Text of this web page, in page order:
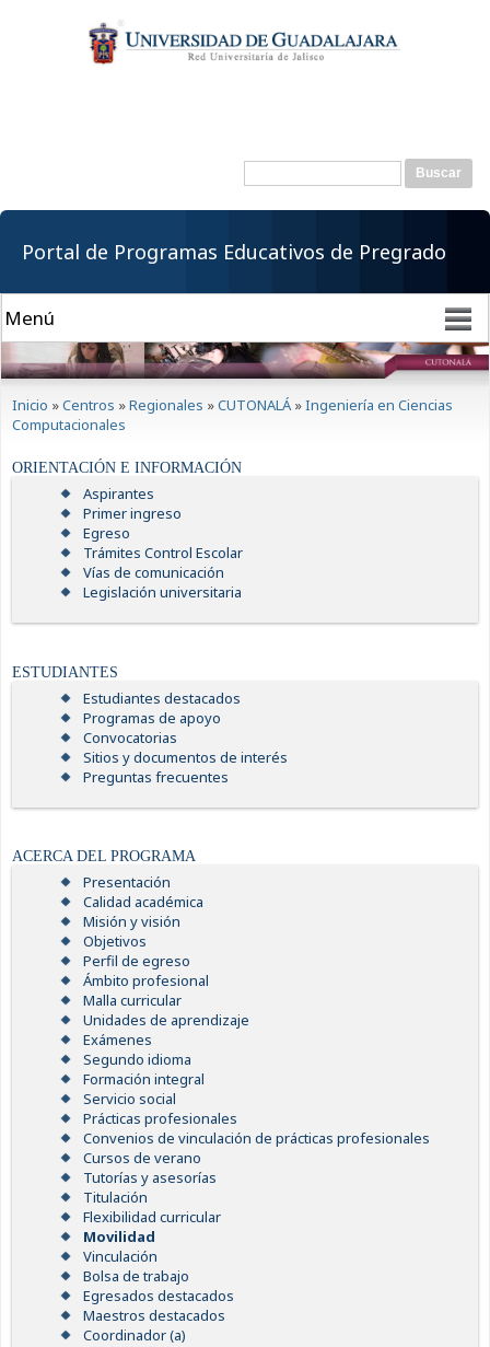
contenido
principal
Formulario de
Buscar
Portal de Programas Educativos de Pregrado
Inicio »Centros »Regionales »CUTONALÁ »Ingeniería en Ciencias
Computacionales
ORIENTACIÓN E INFORMACIÓN
Aspirantes
Primer ingreso
Egreso
Trámites Control Escolar
Vías de comunicación
Legislación universitaria
ESTUDIANTES
Estudiantes destacados
Programas de apoyo
Convocatorias
Sitios y documentos de interés
Preguntas frecuentes
ACERCA DEL PROGRAMA
Presentación
Calidad académica
Misión y visión
Objetivos
Perfil de egreso
Ámbito profesional
Malla curricular
Unidades de aprendizaje
Exámenes
Segundo idioma
Formación integral
Servicio social
Prácticas profesionales
Convenios de vinculación de prácticas profesionales
Cursos de verano
Tutorías y asesorías
Titulación
Flexibilidad curricular
Movilidad
Vinculación
Bolsa de trabajo
Egresados destacados
Maestros destacados
Coordinador (a)